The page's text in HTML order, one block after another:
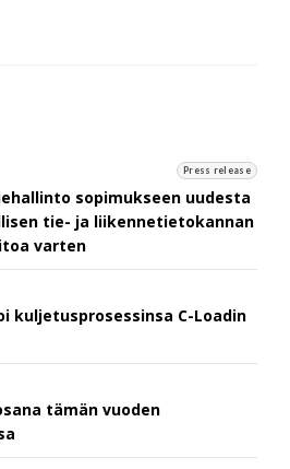
Press release
sopimukseen uudesta
tie- ja liikennetietokannan
varten
kuljetusprosessinsa C-Loadin
tämän vuoden